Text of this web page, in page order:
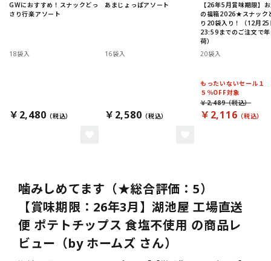
GWにおすすめ！スナックどっ
さり行楽アソート
18袋入
￥2,480
あまじょっぱアソート
16袋入
￥2,580
【26年5月賞味期限】
の福箱2026★スナック
り20袋入り！（12月25
23:59までのご注文で
荷）
20袋入
もったいないセール１
５％OFF対象
￥2,116
￥2,489
噛みしめてます（★総合評価：5）
【賞味期限：26年3月】湖池屋 工場直送
便 ポテトチップス 食塩不使用 の商品レ
ビュー（by ホームズ さん）